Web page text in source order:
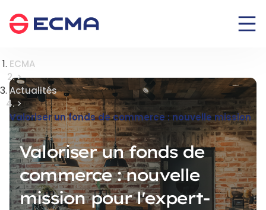
ECMA
>
Actualités
>
Valoriser un fonds de commerce : nouvelle mission pour l'expert-comptable
Valoriser un fonds de
commerce : nouvelle
mission pour l'expert-